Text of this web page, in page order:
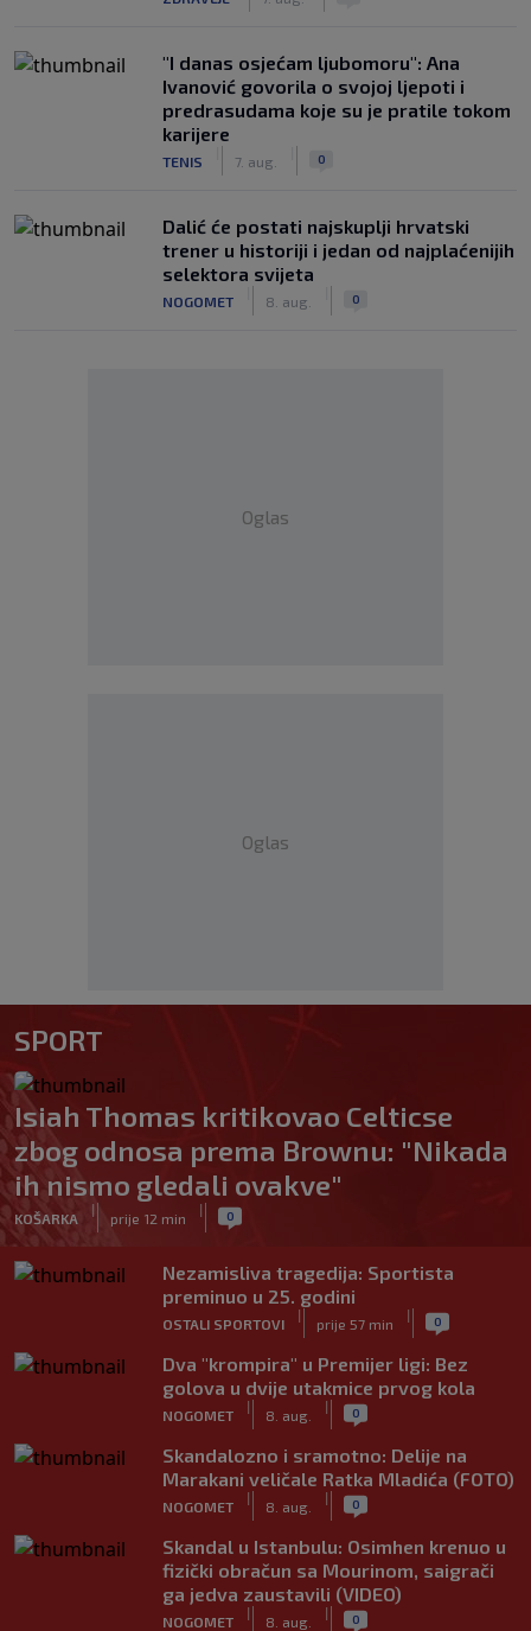
"I danas osjećam ljubomoru": Ana
Ivanović govorila o svojoj ljepoti i
predrasudama koje su je pratile tokom
karijere
TENIS 7. aug. 0
Dalić će postati najskuplji hrvatski
trener u historiji i jedan od najplaćenijih
selektora svijeta
NOGOMET 8. aug. 0
Oglas
Oglas
SPORT
Isiah Thomas kritikovao Celticse
zbog odnosa prema Brownu: "Nikada
ih nismo gledali ovakve"
KOŠARKA
|
prije 12 min
| 0
Nezamisliva tragedija: Sportista
preminuo u 25. godini
OSTALI SPORTOVI
|
prije 57 min
| 0
Dva "krompira" u Premijer ligi: Bez
golova u dvije utakmice prvog kola
NOGOMET
|
8. aug.
| 0
Skandalozno i sramotno: Delije na
Marakani veličale Ratka Mladića (FOTO)
NOGOMET
|
8. aug.
| 0
Skandal u Istanbulu: Osimhen krenuo u
fizički obračun sa Mourinom, saigrači
ga jedva zaustavili (VIDEO)
NOGOMET
|
8. aug.
| 0